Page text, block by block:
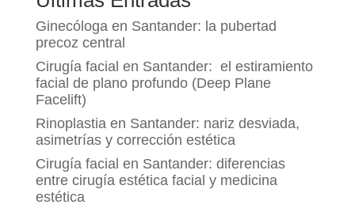
Ginecóloga en Santander: la pubertad
precoz central
Cirugía facial en Santander: el estiramiento
facial de plano profundo (Deep Plane
Facelift)
Rinoplastia en Santander: nariz desviada,
asimetrías y corrección estética
Cirugía facial en Santander: diferencias
entre cirugía estética facial y medicina
estética